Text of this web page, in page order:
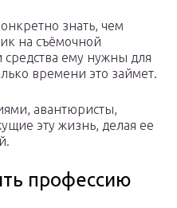
знать, чем
на съёмочной
ему нужны для
времени это займет.
авантюристы,
эту жизнь, делая ее
профессию